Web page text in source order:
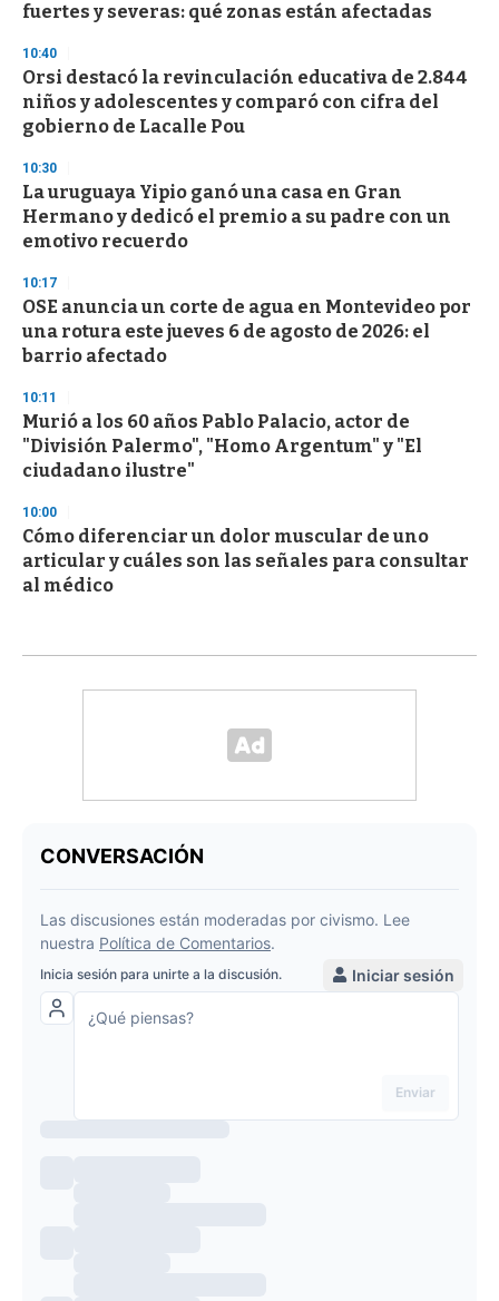
fuertes y severas: qué zonas están afectadas
10:40
Orsi destacó la revinculación educativa de 2.844
niños y adolescentes y comparó con cifra del
gobierno de Lacalle Pou
10:30
La uruguaya Yipio ganó una casa en Gran
Hermano y dedicó el premio a su padre con un
emotivo recuerdo
10:17
OSE anuncia un corte de agua en Montevideo por
una rotura este jueves 6 de agosto de 2026: el
barrio afectado
10:11
Murió a los 60 años Pablo Palacio, actor de
"División Palermo", "Homo Argentum" y "El
ciudadano ilustre"
10:00
Cómo diferenciar un dolor muscular de uno
articular y cuáles son las señales para consultar
al médico